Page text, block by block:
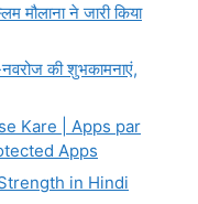
मौलाना ने जारी किया
की शुभकामनाएं,
Kare | Apps par
Apps
in Hindi